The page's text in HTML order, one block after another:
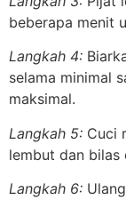
beberapa menit
Langkah 4:
selama minimal
maksimal.
Langkah 5: Cuci
lembut dan bilas
Langkah 6: